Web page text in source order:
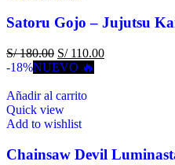
Satoru Gojo – Jujutsu
S/180.00 S/110.00
-18%NUEVO 🔥
Añadir al carrito
Quick view
Add to wishlist
Chainsaw Devil